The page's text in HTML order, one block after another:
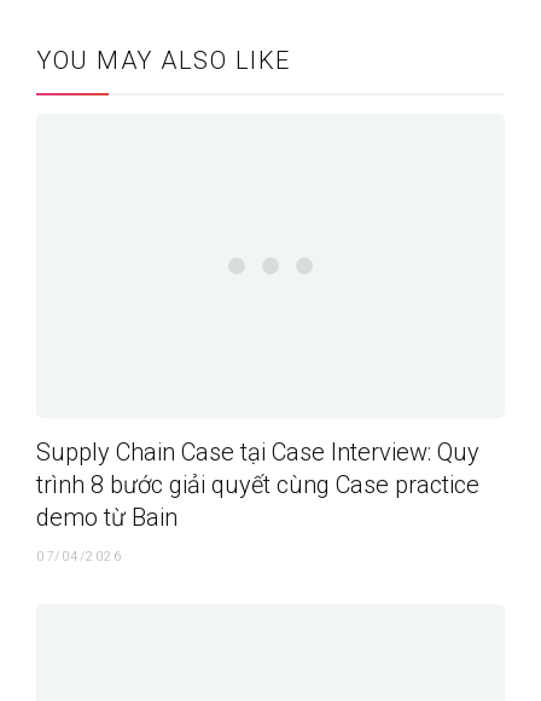
YOU MAY ALSO LIKE
Supply Chain Case tại Case Interview: Quy
trình 8 bước giải quyết cùng Case practice
demo từ Bain
07/04/2026